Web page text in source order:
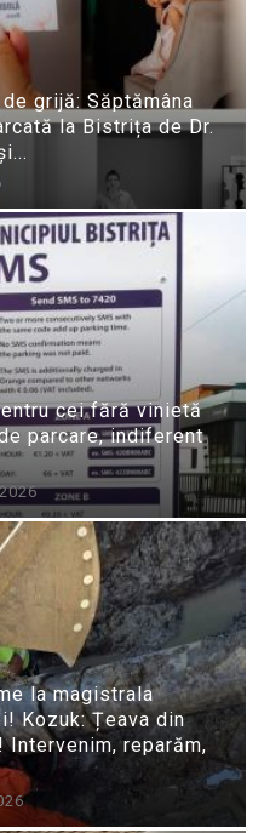
grijă: Săptămâna
la Bistrița de Dr.
cei fără vinietă
parcare, indiferent
la magistrala
Kozuk: Țeava din
reparăm,